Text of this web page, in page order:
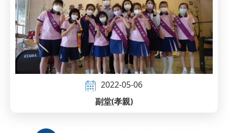
2022-05-06
副堂(孝親)